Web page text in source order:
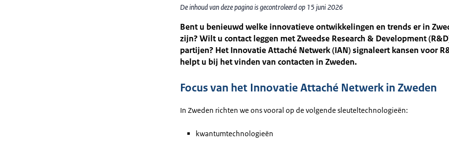
De inhoud van deze pagina is gecontroleerd op 15 juni 2026
Bent u benieuwd welke innovatieve ontwikkelingen en trends er in
zijn? Wilt u contact leggen met Zweedse Research & Development
partijen? Het Innovatie Attaché Netwerk (IAN) signaleert kansen voor
helpt u bij het vinden van contacten in Zweden.
Focus van het Innovatie Attaché Netwerk in Zweden
In Zweden richten we ons vooral op de volgende sleuteltechnologieën:
kwantumtechnologieën